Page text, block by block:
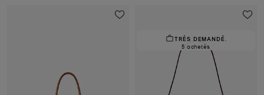
TRÈS DEMANDÉ.
5 achetés